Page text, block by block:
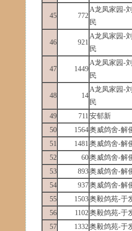
45 772
A龙凤家园-
民
46 921
A龙凤家园-
民
47 1449
A龙凤家园-
民
48 14
A龙凤家园-
民
49 711 安郁新
50
1564奥威鸽舍-解
51
1481 奥威鸽舍-解
52
60奥威鸽舍-解
53
893奥威鸽舍-解
54
937奥威鸽舍-解
55
1503奥毅鸽苑-于
56
1102奥毅鸽苑-于
57
1332奥毅鸽苑-于